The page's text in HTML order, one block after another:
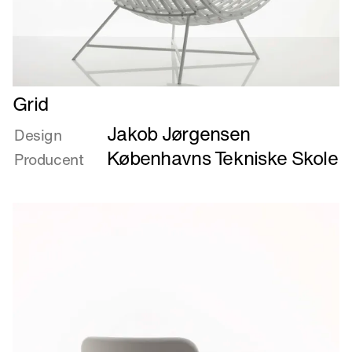
Læs
mere
om
Grid
Grid
Design Jakob Jørgensen
Producent Københavns Tekniske Skole